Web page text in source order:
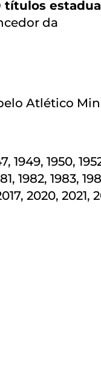
títulos
da
Atlético
1949, 1950,
1982, 1983,
2020, 2021,